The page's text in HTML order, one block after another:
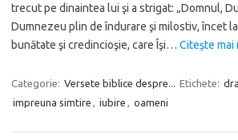
trecut pe dinaintea lui şi a strigat: „Domnul,
Dumnezeu plin de îndurare şi milostiv, încet
bunătate şi credincioşie, care Îşi… Citește mai
Categorie: Versete biblice despre... Etichete:
impreuna simtire
iubire oameni